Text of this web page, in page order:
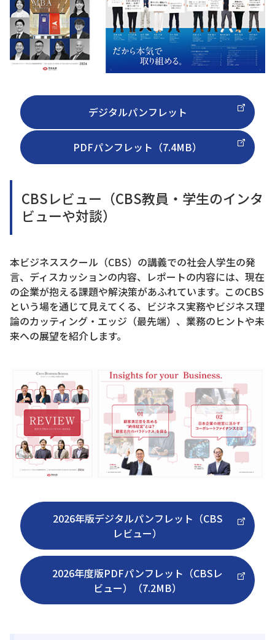
デジタルパンフレット
PDFパンフレット（7.4MB）
CBSレビュー（CBS教員・学生のインタ
ビューや対談）
本ビジネススクール（CBS）の講義での社会人学生の発
言、ディスカッションの内容、レポートの内容には、現在
の企業が抱える課題や解決策があふれています。このCBS
という場を通じて見えてくる、ビジネス実務やビジネス理
論のカッティング・エッジ（最先端）、業務のヒントや未
来への展望を紹介します。
2026年版デジタルパンフレット（CBS
レビュー）
2026年度版PDFパンフレット（CBSレ
ビュー）（7.2MB）